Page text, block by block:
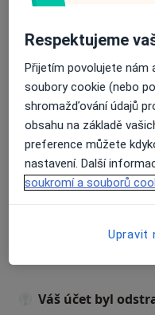
Recenze
Specialisté
odstranění
Další
Váš účet byl
Respektujeme
Přijetím povolujete nám
soubory cookie (nebo
shromažďování údajů
obsahu na základě
preference můžete
nastavení. Další
soukromí a souborů
Upravit